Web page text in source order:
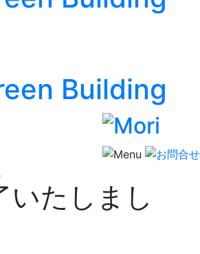
いたしまし